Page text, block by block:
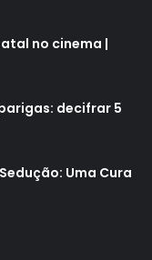
no cinema |
decifrar 5
Uma Cura